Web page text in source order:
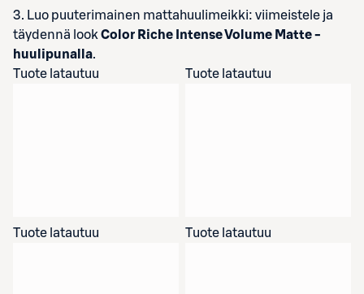
3. Luo puuterimainen mattahuulimeikki: viimeistele ja
täydennä look Color Riche Intense Volume Matte -
huulipunalla.
Tuote latautuu
Tuote latautuu
Tuote latautuu Tuote latautuu